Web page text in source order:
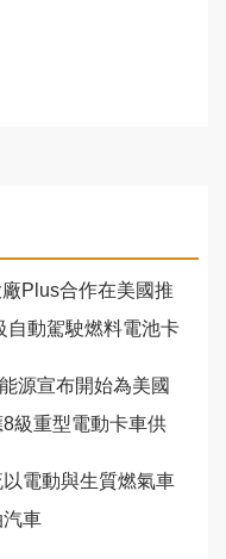
Plus合作在美國推
自動駕駛燃料電池卡
源宣布開始為美國
級重型電動卡車供
電動與生質燃氣車
車